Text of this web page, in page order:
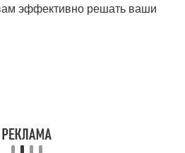
эффективно решать ваши